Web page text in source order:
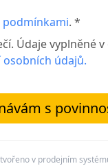
. *
Údaje vyplněné
údajů.
s
v prodejním